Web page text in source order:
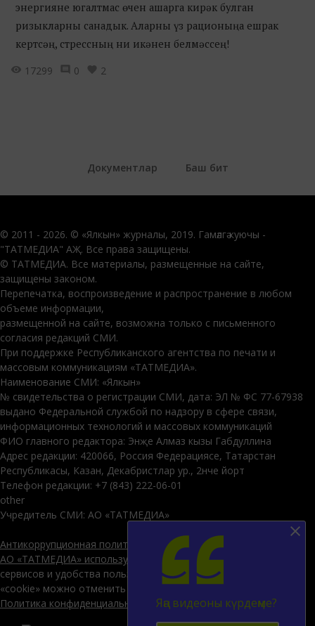
энергияне югалтмас өчен ашарга кирәк булган
ризыкларны санадык. Аларны үз рационыңа ешрак
кертсәң, стрессның ни икәнен белмәссең!
17299
0 2
Документлар Баш бит
© 2011 - 2026. © «Ялкын» журналы, 2019. Гамәлгә куючы -
"ТАТМЕДИА" АҖ. Все права защищены.
© ТАТМЕДИА. Все материалы, размещенные на сайте,
защищены законом.
Перепечатка, воспроизведение и распространение в любом
объеме информации,
размещенной на сайте, возможна только с письменного
согласия редакций СМИ.
При поддержке Республиканского агентства по печати и
массовым коммуникациям «ТАТМЕДИА».
Наименование СМИ: «Ялкын»
№ свидетельства о регистрации СМИ, дата: ЭЛ № ФС 77-67938
выдано Федеральной службой по надзору в сфере связи,
информационных технологий и массовых коммуникаций
ФИО главного редактора: Энҗе Алмаз кызы Габдуллина
Адрес редакции: 420066, Россия Федерациясе, Татарстан
Республикасы, Казан, Декабристлар ур., 2нче йорт
Телефон редакции: +7 (843) 222-06-01
other
Учредитель СМИ: АО «ТАТМЕДИА»
Антикоррупционная политика
АО «ТАТМЕДИА» использует «cookie»для персонализации
сервисов и удобства пользователей сайтом. Использование
«cookie» можно отменить в настройках браузера.
Политика конфиденциальности
Яңа видеоны күрдеңме?